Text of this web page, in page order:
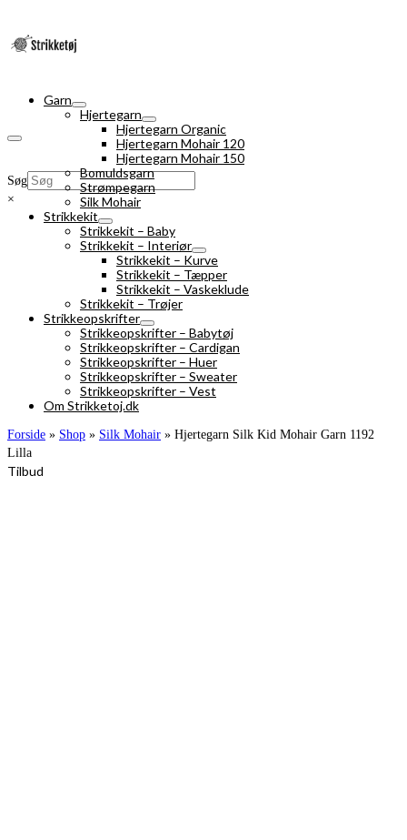
Søg
×
Garn
Hjertegarn
Hjertegarn Organic
Hjertegarn Mohair 120
Hjertegarn Mohair 150
Bomuldsgarn
Strømpegarn
Silk Mohair
Strikkekit
Strikkekit – Baby
Strikkekit – Interiør
Strikkekit – Kurve
Strikkekit – Tæpper
Strikkekit – Vaskeklude
Strikkekit – Trøjer
Strikkeopskrifter
Strikkeopskrifter – Babytøj
Strikkeopskrifter – Cardigan
Strikkeopskrifter – Huer
Strikkeopskrifter – Sweater
Strikkeopskrifter – Vest
Om Strikketoj.dk
Forside » Shop » Silk Mohair » Hjertegarn Silk Kid Mohair Garn 1192
Lilla
Tilbud